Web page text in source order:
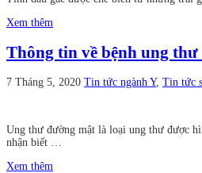
Xem thêm
Thông tin về bệnh ung
7 Tháng 5, 2020 Tin tức ngành Y, Tin tức
Ung thư đường mật là loại ung thư được
nhận biết …
Xem thêm